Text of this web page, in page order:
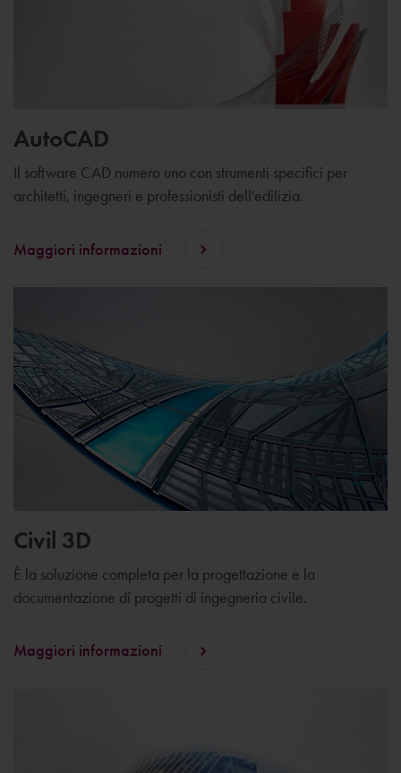
AutoCAD
Il software CAD numero uno con strumenti specifici per
architetti, ingegneri e professionisti dell'edilizia.
Maggiori informazioni
Civil 3D
È la soluzione completa per la progettazione e la
documentazione di progetti di ingegneria civile.
Maggiori informazioni